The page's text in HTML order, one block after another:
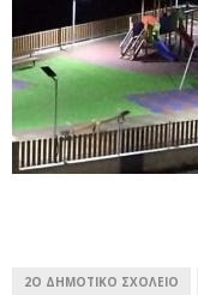
2Ο ΔΗΜΟΤΙΚΌ ΣΧΟΛΕΊΟ